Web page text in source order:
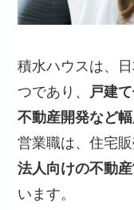
積水ハウスは、
つであり、
戸建
不動産開発など
営業職は、住宅販
法人向けの不動
います。